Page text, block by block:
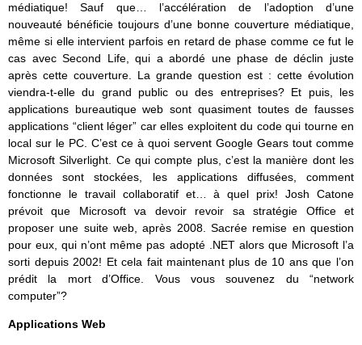
médiatique! Sauf que… l’accélération de l’adoption d’une
nouveauté bénéficie toujours d’une bonne couverture médiatique,
même si elle intervient parfois en retard de phase comme ce fut le
cas avec Second Life, qui a abordé une phase de déclin juste
après cette couverture. La grande question est : cette évolution
viendra-t-elle du grand public ou des entreprises? Et puis, les
applications bureautique web sont quasiment toutes de fausses
applications “client léger” car elles exploitent du code qui tourne en
local sur le PC. C’est ce à quoi servent Google Gears tout comme
Microsoft Silverlight. Ce qui compte plus, c’est la manière dont les
données sont stockées, les applications diffusées, comment
fonctionne le travail collaboratif et… à quel prix! Josh Catone
prévoit que Microsoft va devoir revoir sa stratégie Office et
proposer une suite web, après 2008. Sacrée remise en question
pour eux, qui n’ont même pas adopté .NET alors que Microsoft l’a
sorti depuis 2002! Et cela fait maintenant plus de 10 ans que l’on
prédit la mort d’Office. Vous vous souvenez du “network
computer”?
Applications Web